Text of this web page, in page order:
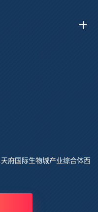
府国际生物城产业综合体西